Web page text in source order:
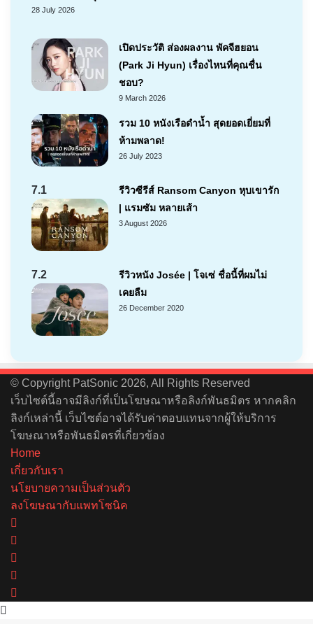
28 July 2026
เปิดประวัติ ส่องผลงาน พัคจีฮยอน
(Park Ji Hyun) เรื่องไหนที่คุณชื่น
ชอบ?
9 March 2026
รวม 10 หนังเรือดำน้ำ สุดยอดเยี่ยมที่
ห้ามพลาด!
26 July 2023
7.1
รีวิวซีรีส์ Ransom Canyon หุบเขารัก
| แรมซัม หลายเส้า
3 August 2026
7.2
รีวิวหนัง Josée | โจเซ่ ชื่อนี้ที่ผมไม่
เคยลืม
26 December 2020
© Copyright PatSonic 2026, All Rights Reserved
เว็บไซต์นี้อาจมีลิงก์ที่เป็นโฆษณาหรือลิงก์พันธมิตร หากคลิก
ลิงก์เหล่านี้ เว็บไซต์อาจได้รับค่าตอบแทนจากผู้ให้บริการ
โฆษณาหรือพันธมิตรที่เกี่ยวข้อง
Home
เกี่ยวกับเรา
นโยบายความเป็นส่วนตัว
ลงโฆษณากับแพทโซนิค